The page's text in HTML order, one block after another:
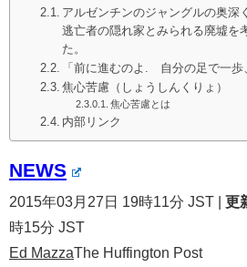
アルゼンチンのジャングルの奥深
逃亡者の隠れ家とみられる廃墟を
た。
「前に進むのよ. 自分の足で一歩
焦心苦慮（しょうしんくりょ）
焦心苦慮とは
内部リンク
NEWS
2015年03月27日 19時11分 JST 更
時15分 JST
Ed MazzaThe Huffington Post